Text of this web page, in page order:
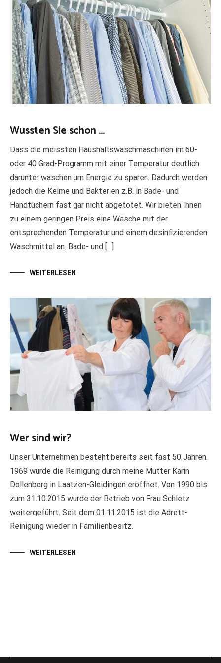
Wussten Sie schon …
Dass die meissten Haushaltswaschmaschinen im 60-
oder 40 Grad-Programm mit einer Temperatur deutlich
darunter waschen um Energie zu sparen. Dadurch werden
jedoch die Keime und Bakterien z.B. in Bade- und
Handtüchern fast gar nicht abgetötet. Wir bieten Ihnen
zu einem geringen Preis eine Wäsche mit der
entsprechenden Temperatur und einem desinfizierenden
Waschmittel an. Bade- und […]
WEITERLESEN
Wer sind wir?
Unser Unternehmen besteht bereits seit fast 50 Jahren.
1969 wurde die Reinigung durch meine Mutter Karin
Dollenberg in Laatzen-Gleidingen eröffnet. Von 1990 bis
zum 31.10.2015 wurde der Betrieb von Frau Schletz
weitergeführt. Seit dem 01.11.2015 ist die Adrett-
Reinigung wieder in Familienbesitz.
WEITERLESEN